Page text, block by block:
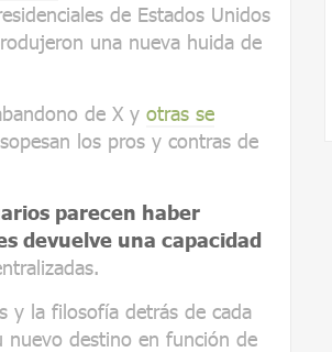
de Estados Unidos
una nueva huida de
de X y otras se
los pros y contras de
parecen haber
devuelve una capacidad
y la filosofía detrás de cada
nuevo destino en función de